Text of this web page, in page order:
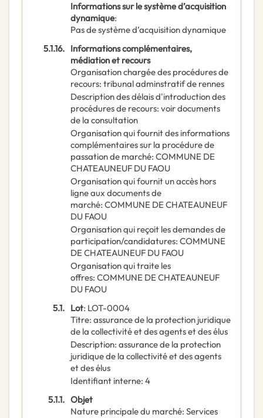
Informations sur le système d’acquisition
dynamique:
Pas de système d’acquisition dynamique
5.1.16. Informations complémentaires,
médiation et recours
Organisation chargée des procédures de
recours: tribunal adminstratif de rennes
Description des délais d'introduction des
procédures de recours: voir documents
de la consultation
Organisation qui fournit des informations
complémentaires sur la procédure de
passation de marché: COMMUNE DE
CHATEAUNEUF DU FAOU
Organisation qui fournit un accès hors
ligne aux documents de
marché: COMMUNE DE CHATEAUNEUF
DU FAOU
Organisation qui reçoit les demandes de
participation/candidatures: COMMUNE
DE CHATEAUNEUF DU FAOU
Organisation qui traite les
offres: COMMUNE DE CHATEAUNEUF
DU FAOU
5.1. Lot: LOT-0004
Titre: assurance de la protection juridique
de la collectivité et des agents et des élus
Description: assurance de la protection
juridique de la collectivité et des agents
et des élus
Identifiant interne: 4
5.1.1. Objet
Nature principale du marché: Services